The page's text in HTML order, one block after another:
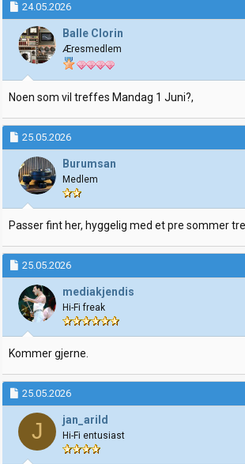
r
t
e
o
24.05.2026
Balle Clorin
Æresmedlem
Noen som vil treffes Mandag 1 Juni?,
25.05.2026
Burumsan
Medlem
Passer fint her, hyggelig med et pre sommer
25.05.2026
mediakjendis
Hi-Fi freak
Kommer gjerne.
25.05.2026
J jan_arild
Hi-Fi entusiast